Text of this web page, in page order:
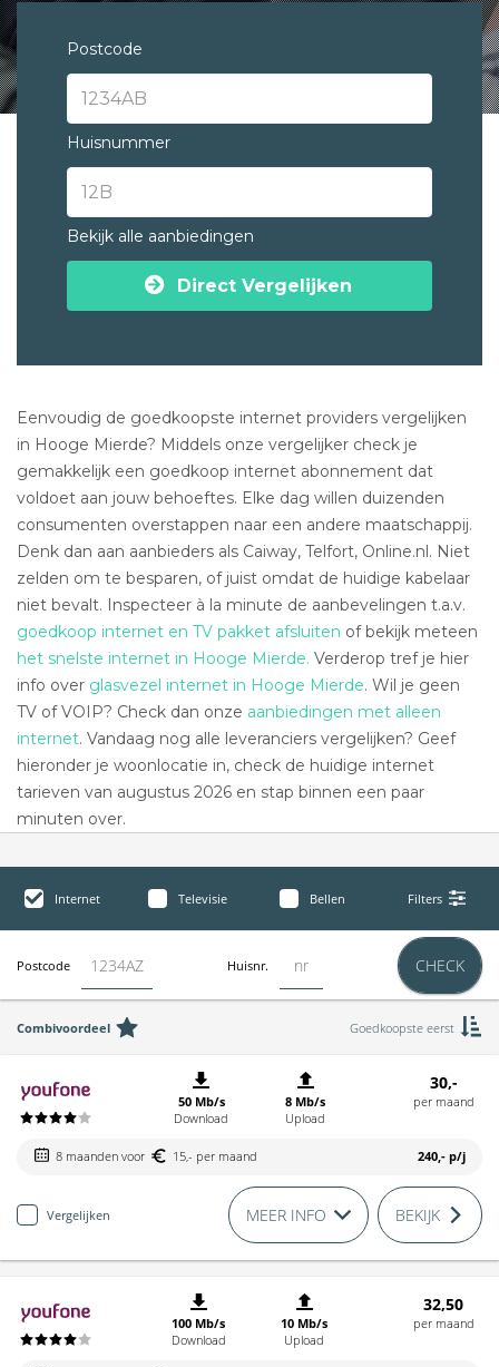
Postcode
Huisnummer
Bekijk alle aanbiedingen
Direct Vergelijken
Eenvoudig de goedkoopste internet providers vergelijken
in Hooge Mierde? Middels onze vergelijker check je
gemakkelijk een goedkoop internet abonnement dat
voldoet aan jouw behoeftes. Elke dag willen duizenden
consumenten overstappen naar een andere maatschappij.
Denk dan aan aanbieders als Caiway, Telfort, Online.nl. Niet
zelden om te besparen, of juist omdat de huidige kabelaar
niet bevalt. Inspecteer à la minute de aanbevelingen t.a.v.
goedkoop internet en TV pakket afsluiten of bekijk meteen
het snelste internet in Hooge Mierde. Verderop tref je hier
info over glasvezel internet in Hooge Mierde. Wil je geen
TV of VOIP? Check dan onze aanbiedingen met alleen
internet. Vandaag nog alle leveranciers vergelijken? Geef
hieronder je woonlocatie in, check de huidige internet
tarieven van augustus 2026 en stap binnen een paar
minuten over.
Internet Televisie Bellen Filters
Postcode Huisnr. CHECK
Combivoordeel Goedkoopste eerst
50 Mb/s
Download
8 Mb/s
Upload
30,-
per maand
8 maanden voor 15,- per maand 240,- p/j
Vergelijken MEER INFO BEKIJK
100 Mb/s
Download
10 Mb/s
Upload
32,50
per maand